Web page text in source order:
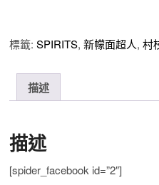
人
SPIRITS
第
期
量
標籤:SPIRITS,新幪面超人,村
描述
描述
[spider_facebook id=”2″]